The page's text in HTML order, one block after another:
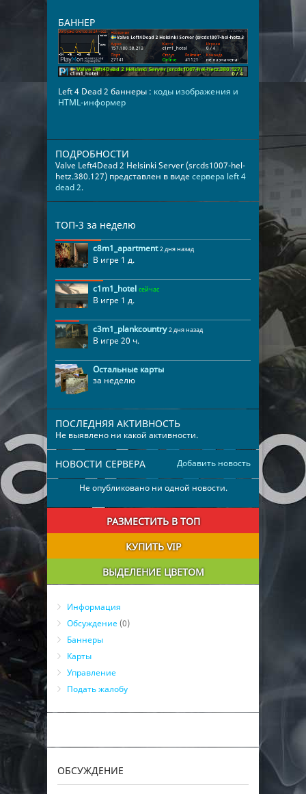
БАННЕР
Left 4 Dead 2 баннеры : коды изображения и
HTML-информер
ПОДРОБНОСТИ
Valve Left4Dead 2 Helsinki Server (srcds1007-hel-
hetz.380.127) представлен в видесервера left 4
dead 2.
ТОП-3 за неделю
c8m1_apartment 2 дня назад
В игре 1 д.
c1m1_hotel сейчас
В игре 1 д.
c3m1_plankcountry 2 дня назад
В игре 20 ч.
Остальные карты
за неделю
ПОСЛЕДНЯЯ АКТИВНОСТЬ
Не выявлено ни какой активности.
Добавить новость
НОВОСТИ СЕРВЕРА
Не опубликовано ни одной новости.
РАЗМЕСТИТЬ В ТОП
КУПИТЬ VIP
ВЫДЕЛЕНИЕ ЦВЕТОМ
Информация
Обсуждение (0)
Баннеры
Карты
Управление
Подать жалобу
ОБСУЖДЕНИЕ